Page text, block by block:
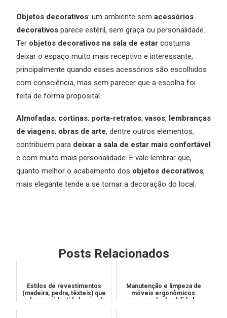
Objetos decorativos: um ambiente sem acessórios
decorativos parece estéril, sem graça ou personalidade.
Ter objetos decorativos na sala de estar costuma
deixar o espaço muito mais receptivo e interessante,
principalmente quando esses acessórios são escolhidos
com consciência, mas sem parecer que a escolha foi
feita de forma proposital.
Almofadas, cortinas, porta-retratos,vasos, lembranças
de viagens, obras de arte, dentre outros elementos,
contribuem para deixar a sala de estar mais confortável
e com muito mais personalidade. E vale lembrar que,
quanto melhor o acabamento dos objetos decorativos,
mais elegante tende a se tornar a decoração do local.
Posts Relacionados
Estilos de revestimentos
(madeira, pedra, têxteis) que
elevam a identidade visual
Manutenção e limpeza de
móveis ergonômicos:
preservando durabilidade e